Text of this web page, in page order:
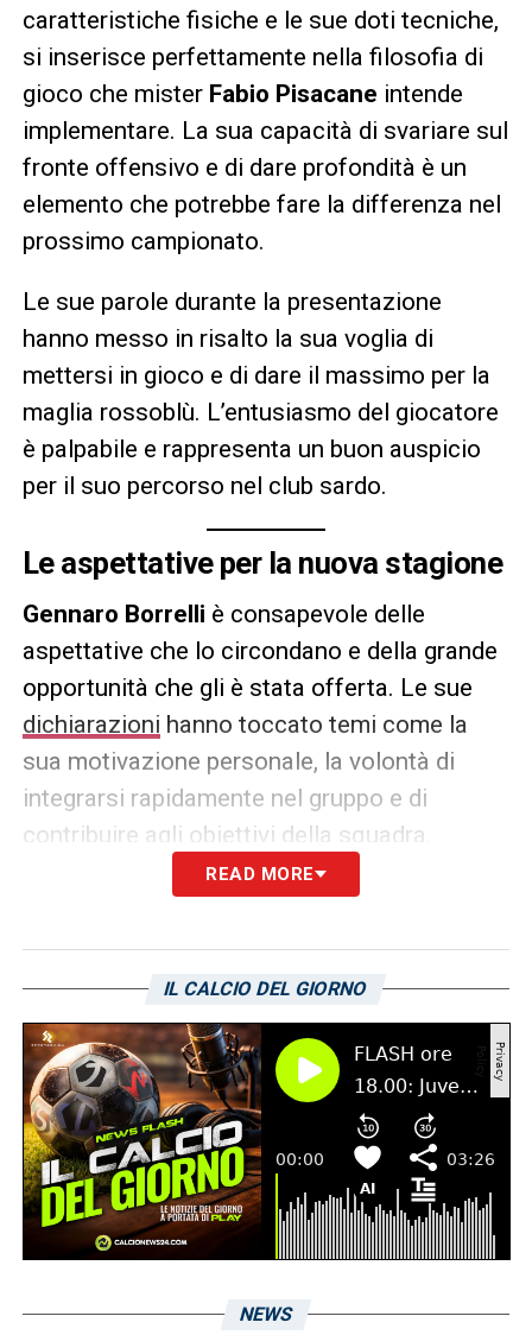
caratteristiche fisiche e le sue doti tecniche,
si inserisce perfettamente nella filosofia di
gioco che mister Fabio Pisacane intende
implementare. La sua capacità di svariare sul
fronte offensivo e di dare profondità è un
elemento che potrebbe fare la differenza nel
prossimo campionato.
Le sue parole durante la presentazione
hanno messo in risalto la sua voglia di
mettersi in gioco e di dare il massimo per la
maglia rossoblù. L’entusiasmo del giocatore
è palpabile e rappresenta un buon auspicio
per il suo percorso nel club sardo.
Le aspettative per la nuova stagione
Gennaro Borrelli è consapevole delle
aspettative che lo circondano e della grande
opportunità che gli è stata offerta. Le sue
dichiarazioni hanno toccato temi come la
sua motivazione personale, la volontà di
integrarsi rapidamente nel gruppo e di
contribuire agli obiettivi della squadra.
Per Borrelli, il Cagliari rappresenta
guida di Pisacane e con il supporto di
compagni esperti come Leonardo Pavoletti
– che ha già espresso parole di elogio nei
suoi confronti –, l’attaccante ha tutte le
carte in regola per crescere e dimostrare il
suo valore. I tifosi del Cagliari attendono di
vederlo all’opera e sperano che possa essere
il bomber che contribuirà a una stagione di
successi. Le sue parole:
READ MORE
IL CALCIO DEL GIORNO
NEWS